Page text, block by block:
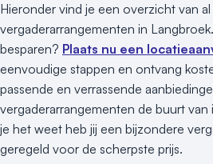
Hieronder vind je een overzicht van
vergaderarrangementen in
besparen? Plaats nu een
eenvoudige stappen en ontvang
passende en verrassende
vergaderarrangementen de buurt
je het weet heb jij een bijzondere
geregeld voor de scherpste prijs.